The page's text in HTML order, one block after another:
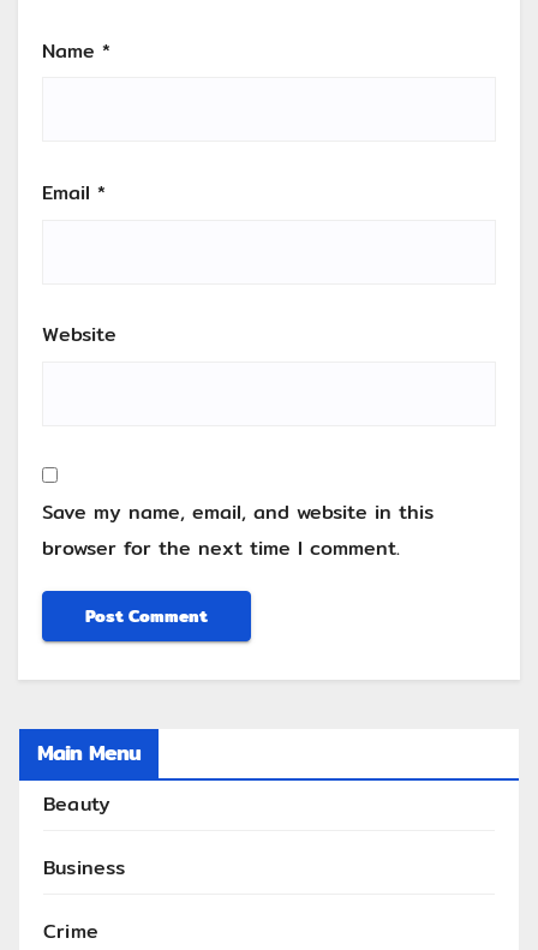
Name *
Email *
Website
Save my name, email, and website in this
browser for the next time I comment.
Main Menu
Beauty
Business
Crime